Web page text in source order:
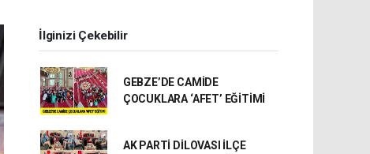
İlginizi Çekebilir
GEBZE’DE CAMİDE
ÇOCUKLARA ‘AFET’ EĞİTİMİ
AK PARTİ DİLOVASI İLÇE